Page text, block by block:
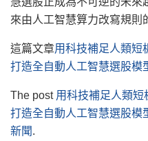
來由人工智慧算力改寫規則
這篇文章用科技補足人類短
打造全自動人工智慧選股模
The post 用科技補足人類短
打造全自動人工智慧選股模
新聞.